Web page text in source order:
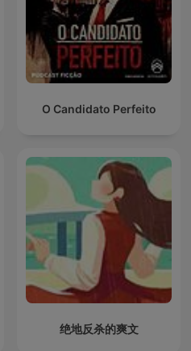
O Candidato Perfeito
绝地反杀的爽文